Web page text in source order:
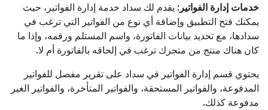
خدمات إدارة الفواتير : يقدم لك سداد خدمة إدارة الفواتير، حيث
يمكنك فتح التطبيق وإضافة أي نوع من الفواتير التي ترغب في
سدادها، مع تحديد بيانات الفاتورة، واسم المستلم ورقمه، وإذا ما
كان هناك منتج من متجرك ترغب في إلحاقه بالفاتورة أم لا.
يحتوي قسم إدارة الفواتير في سداد على تقرير مفصل للفواتير
المدفوعة، والفواتير المستحقة، والفواتير المتأخرة، والفواتير الغير
مدفوعة كذلك.